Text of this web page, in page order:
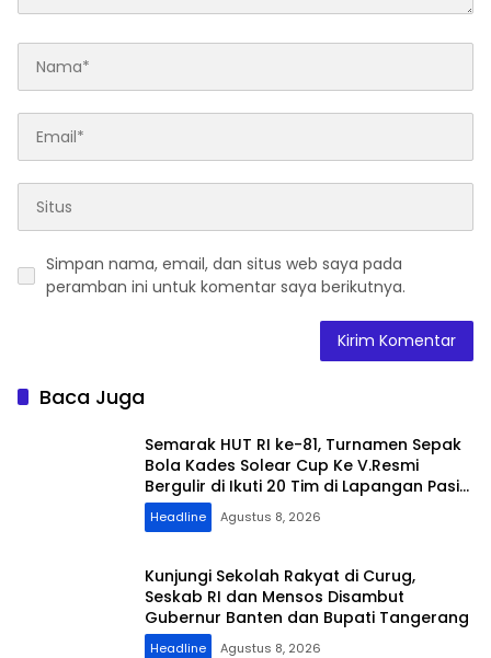
Simpan nama, email, dan situs web saya pada
peramban ini untuk komentar saya berikutnya.
Baca Juga
Semarak HUT RI ke-81, Turnamen Sepak
Bola Kades Solear Cup Ke V.Resmi
Bergulir di Ikuti 20 Tim di Lapangan Pasir
Kiang
Headline Agustus 8, 2026
Kunjungi Sekolah Rakyat di Curug,
Seskab RI dan Mensos Disambut
Gubernur Banten dan Bupati Tangerang
Headline Agustus 8, 2026